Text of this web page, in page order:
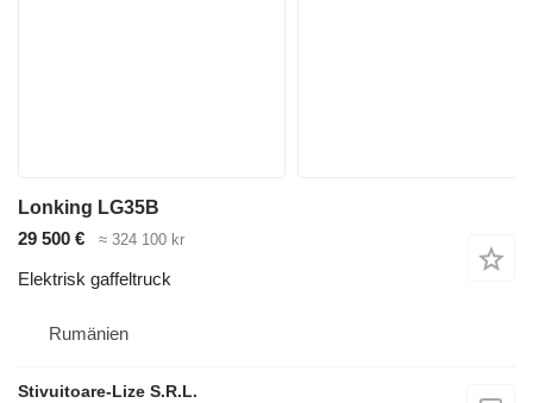
Lonking LG35B
29 500 €
≈ 324 100 kr
Elektrisk gaffeltruck
Rumänien
Stivuitoare-Lize S.R.L.